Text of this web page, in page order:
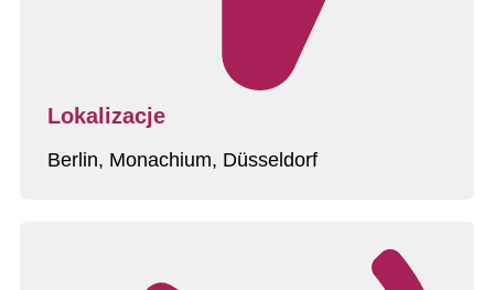
Lokalizacje
Berlin, Monachium, Düsseldorf